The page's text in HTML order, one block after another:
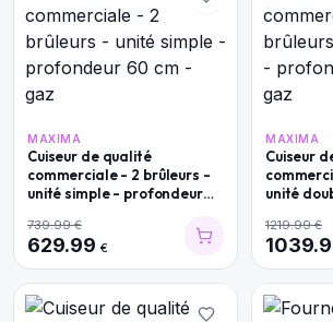
MAXIMA
Cuiseur de qualité
commerciale - 2 brûleurs -
unité simple - profondeur
739.99€
629.99 €
MAXIMA
Cuiseur
unité
1219.99€